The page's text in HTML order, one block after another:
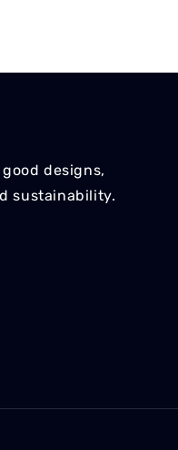
designs,
sustainability.